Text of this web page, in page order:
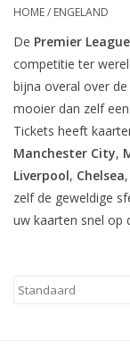
Frankrijk
HOME/ ENGELAND
De Premier League
competitie ter
bijna overal over
mooier dan zelf
Tickets heeft
Manchester City,
Liverpool, Chelsea,
zelf de geweldige
uw kaarten snel op